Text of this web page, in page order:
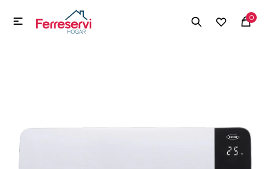
0

MI CUENTA